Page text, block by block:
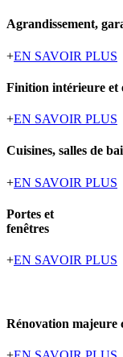
Agrandissement,
+EN SAVOIR PLUS
Finition intérieure et
+EN SAVOIR PLUS
Cuisines, salles de
+EN SAVOIR PLUS
Portes et
fenêtres
+EN SAVOIR PLUS
Rénovation majeure